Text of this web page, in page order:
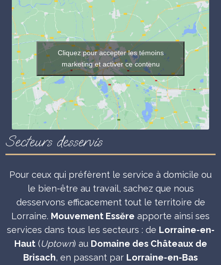
Cliquez pour accepter les témoins
marketing et activer ce contenu
Secteurs desservis
Pour ceux qui préfèrent le service à domicile ou
le bien-être au travail, sachez que nous
desservons efficacement tout le territoire de
Lorraine. Mouvement Essĕre apporte ainsi ses
services dans tous les secteurs : de Lorraine-en-
Haut(Uptown) au Domaine des Châteaux de
Brisach, en passant par Lorraine-en-Bas